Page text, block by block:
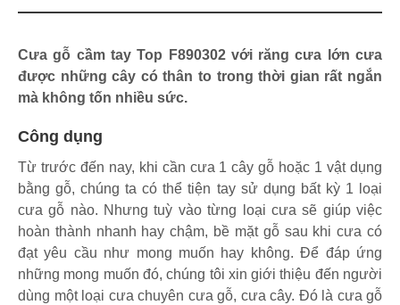
Cưa gỗ cầm tay Top F890302 với răng cưa lớn cưa
được những cây có thân to trong thời gian rất ngắn
mà không tốn nhiều sức.
Công dụng
Từ trước đến nay, khi cần cưa 1 cây gỗ hoặc 1 vật dụng
bằng gỗ, chúng ta có thể tiện tay sử dụng bất kỳ 1 loại
cưa gỗ nào. Nhưng tuỳ vào từng loại cưa sẽ giúp việc
hoàn thành nhanh hay chậm, bề mặt gỗ sau khi cưa có
đạt yêu cầu như mong muốn hay không. Để đáp ứng
những mong muốn đó, chúng tôi xin giới thiệu đến người
dùng một loại cưa chuyên cưa gỗ, cưa cây. Đó là cưa gỗ